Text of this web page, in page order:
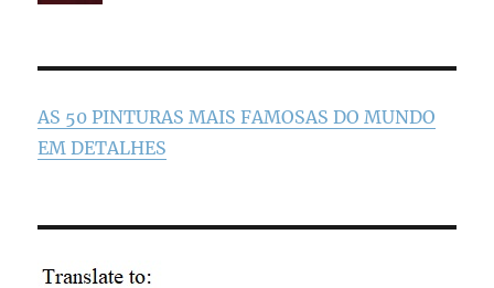
AS 50 PINTURAS MAIS FAMOSAS DO MUNDO
EM DETALHES